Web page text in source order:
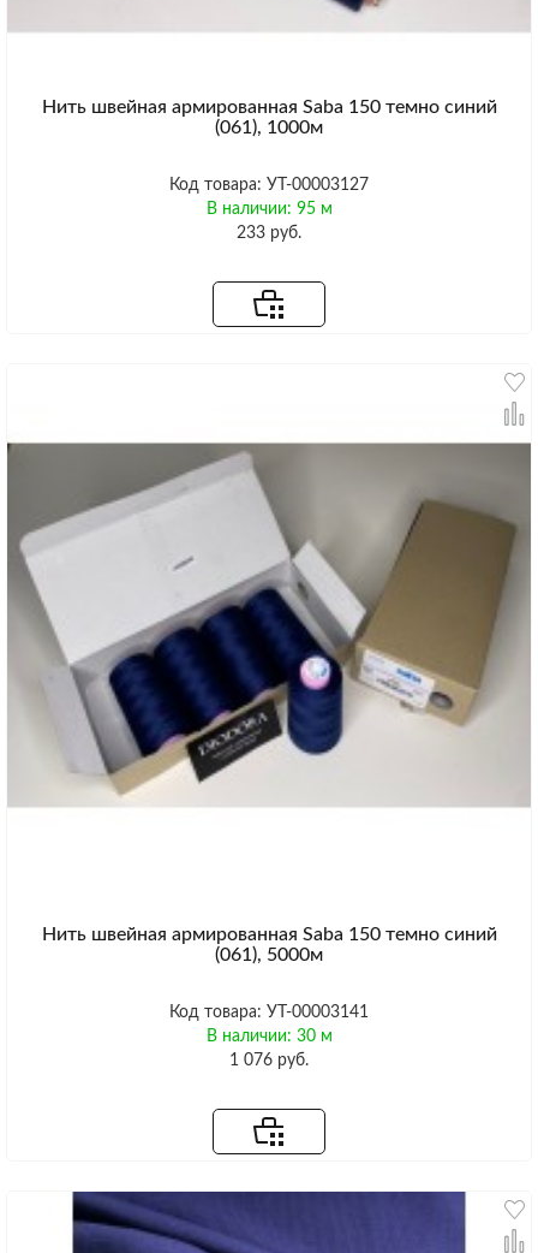
Нить швейная армированная Saba 150 темно синий
(061), 1000м
Код товара: УТ-00003127
В наличии: 95 м
233 руб.
Нить швейная армированная Saba 150 темно синий
(061), 5000м
Код товара: УТ-00003141
В наличии: 30 м
1 076 руб.